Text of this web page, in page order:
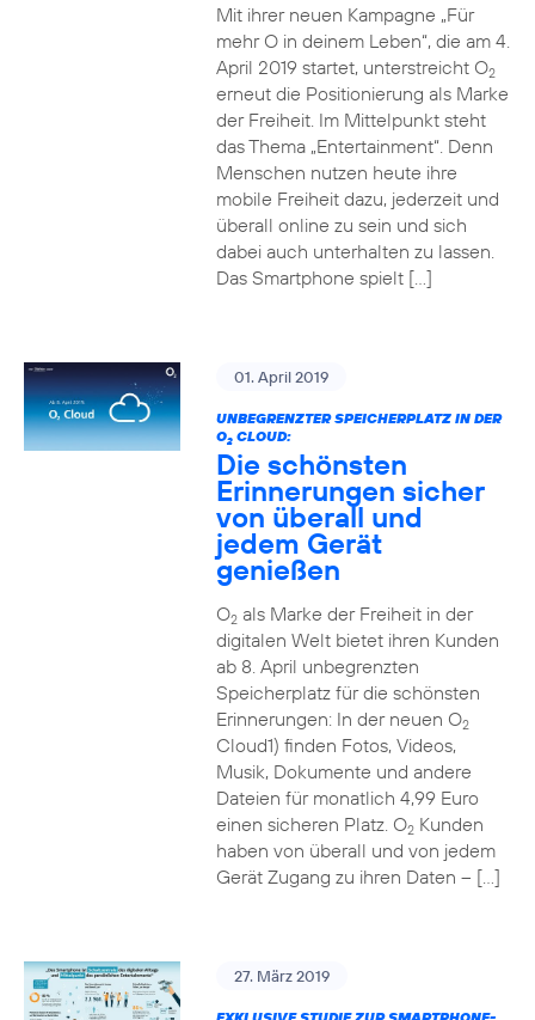
Mit ihrer neuen Kampagne „Für
mehr O in deinem Leben“, die am 4.
April 2019 startet, unterstreicht O2
erneut die Positionierung als Marke
der Freiheit. Im Mittelpunkt steht
das Thema „Entertainment“. Denn
Menschen nutzen heute ihre
mobile Freiheit dazu, jederzeit und
überall online zu sein und sich
dabei auch unterhalten zu lassen.
Das Smartphone spielt […]
01. April 2019
UNBEGRENZTER SPEICHERPLATZ IN DER
O2CLOUD:
Die schönsten
Erinnerungen sicher
von überall und
jedem Gerät
genießen
O2als Marke der Freiheit in der
digitalen Welt bietet ihren Kunden
ab 8. April unbegrenzten
Speicherplatz für die schönsten
Erinnerungen: In der neuen O2
Cloud1) finden Fotos, Videos,
Musik, Dokumente und andere
Dateien für monatlich 4,99 Euro
einen sicheren Platz. O2Kunden
haben von überall und von jedem
Gerät Zugang zu ihren Daten – […]
27. März 2019